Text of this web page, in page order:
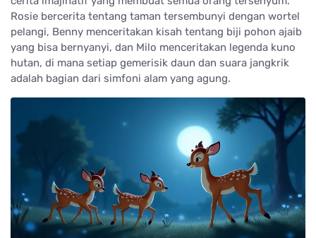
Rosie bercerita tentang taman tersembunyi dengan wortel
pelangi, Benny menceritakan kisah tentang biji pohon ajaib
yang bisa bernyanyi, dan Milo menceritakan legenda kuno
hutan, di mana setiap gemerisik daun dan suara jangkrik
adalah bagian dari simfoni alam yang agung.